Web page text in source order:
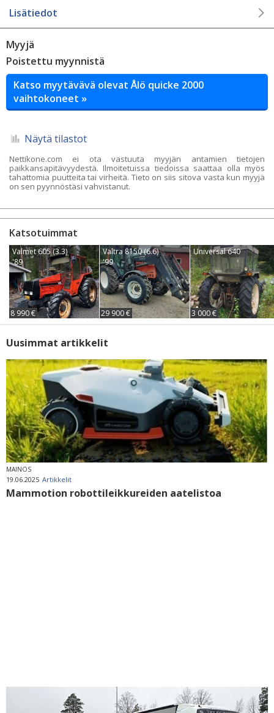
Lisätiedot
Myyjä
Poistettu myynnistä
Katso myytävävä olevat Ålö quicke 2000
vaihtokoneet »
Näytä tilastot
Nettikone.com ei ota vastuuta myyjän antamien tietojen
paikkansapitävyydestä. Ilmoitetuissa tiedoissa saattaa olla myös
tahattomia puutteita tai virheitä. Tieto on siis sitova vasta kun myyjä
on sen pyynnöstäsi vahvistanut.
Katsotuimmat
Valmet 605 (3.3)
'89
8 990 €
Valtra 8150 (6.6)
'99
29 900 €
Universal 640
3 000 €
Uusimmat artikkelit
MAINOS
19.06.2025 Artikkelit
Mammotion robottileikkureiden aatelistoa